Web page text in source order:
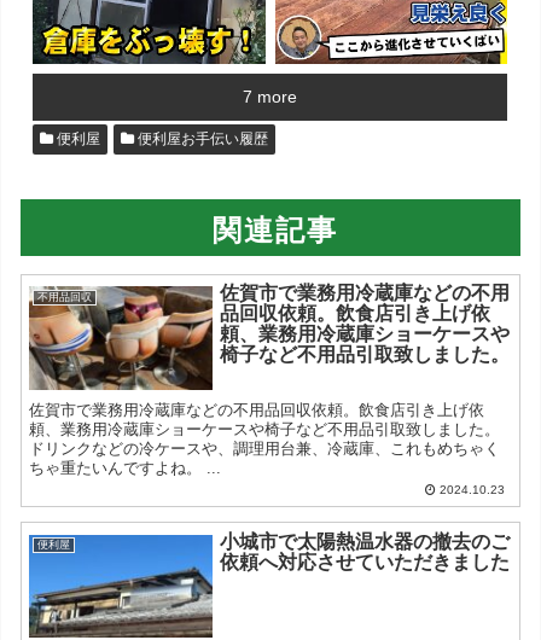
7 more
便利屋 便利屋お手伝い履歴
関連記事
不用品回収
佐賀市で業務用冷蔵庫などの不用
品回収依頼。飲食店引き上げ依
頼、業務用冷蔵庫ショーケースや
椅子など不用品引取致しました。
佐賀市で業務用冷蔵庫などの不用品回収依頼。飲食店引き上げ依
頼、業務用冷蔵庫ショーケースや椅子など不用品引取致しました。
ドリンクなどの冷ケースや、調理用台兼、冷蔵庫、これもめちゃく
ちゃ重たいんですよね。 ...
2024.10.23
便利屋
小城市で太陽熱温水器の撤去のご
依頼へ対応させていただきました